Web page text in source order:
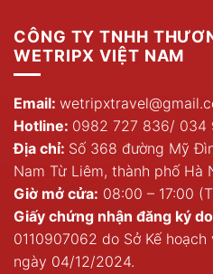
CÔNG TY TNHH
WETRIPX VIỆT NAM
Email:
Hotline: 0982 727 836/ 034
Địa chỉ: Số 368 đường Mỹ
Nam Từ Liêm, thành phố Hà
Giờ mở cửa: 08:00 – 17:00
Giấy chứng nhận đăng ký
0110907062 do Sở Kế
ngày 04/12/2024.